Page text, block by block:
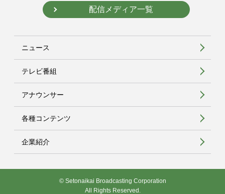
配信メディア一覧
ニュース
テレビ番組
アナウンサー
各種コンテンツ
企業紹介
© Setonaikai Broadcasting Corporation
All Rights Reserved.